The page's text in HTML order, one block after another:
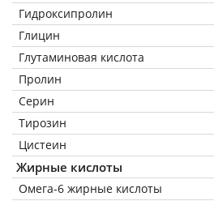
Гидроксипролин
Глицин
Глутаминовая кислота
Пролин
Серин
Тирозин
Цистеин
Жирные кислоты
Омега-6 жирные кислоты